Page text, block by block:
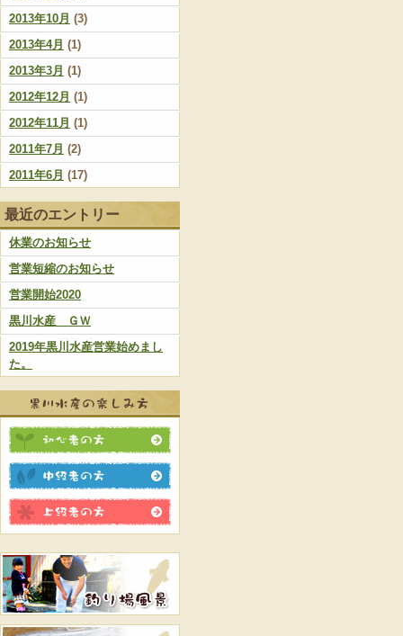
2013年10月 (3)
2013年4月 (1)
2013年3月 (1)
2012年12月 (1)
2012年11月 (1)
2011年7月 (2)
2011年6月 (17)
最近のエントリー
休業のお知らせ
営業短縮のお知らせ
営業開始2020
黒川水産 ＧＷ
2019年黒川水産営業始めまし
た。